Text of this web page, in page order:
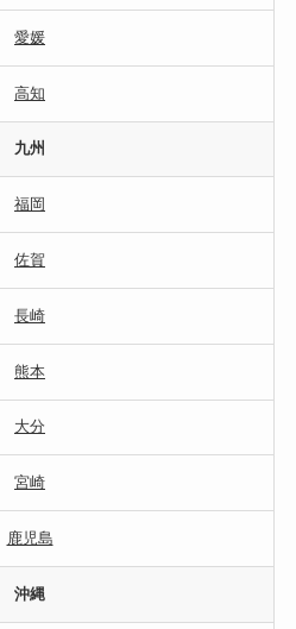
愛媛
高知
九州
福岡
佐賀
長崎
熊本
大分
宮崎
鹿児島
沖縄